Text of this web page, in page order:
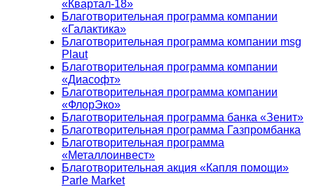
«Квартал-18»
Благотворительная программа компании
«Галактика»
Благотворительная программа компании msg
Plaut
Благотворительная программа компании
«Диасофт»
Благотворительная программа компании
«ФлорЭко»
Благотворительная программа банка «Зенит»
Благотворительная программа Газпромбанка
Благотворительная программа
«Металлоинвест»
Благотворительная акция «Капля помощи»
Parle Market